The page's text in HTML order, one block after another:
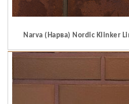
Narva (Нарва) Nordic Klinker